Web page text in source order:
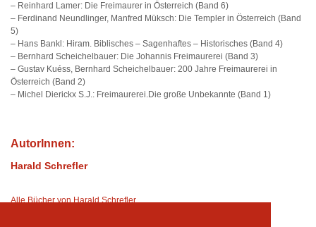
– Reinhard Lamer: Die Freimaurer in Österreich (Band 6)
– Ferdinand Neundlinger, Manfred Müksch: Die Templer in Österreich (Band
5)
– Hans Bankl: Hiram. Biblisches – Sagenhaftes – Historisches (Band 4)
– Bernhard Scheichelbauer: Die Johannis Freimaurerei (Band 3)
– Gustav Kuéss, Bernhard Scheichelbauer: 200 Jahre Freimaurerei in
Österreich (Band 2)
– Michel Dierickx S.J.: Freimaurerei.Die große Unbekannte (Band 1)
AutorInnen:
Harald Schrefler
Alle Bücher von Harald Schrefler